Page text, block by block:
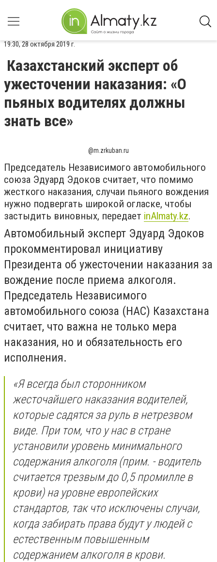
19:30, 28 октября 2019 г.
Казахстанский эксперт об
ужесточении наказания: «О
пьяных водителях должны
знать все»
@m.zrkuban.ru
Председатель Независимого автомобильного
союза Эдуард Эдоков считает, что помимо
жесткого наказания, случаи пьяного вождения
нужно подвергать широкой огласке, чтобы
застыдить виновных, передает inAlmaty.kz.
Автомобильный эксперт Эдуард Эдоков
прокомментировал инициативу
Президента об ужесточении наказания за
вождение после приема алкоголя.
Председатель Независимого
автомобильного союза (НАС) Казахстана
считает, что важна не только мера
наказания, но и обязательность его
исполнения.
«Я всегда был сторонником
жесточайшего наказания водителей,
которые садятся за руль в нетрезвом
виде. При том, что у нас в стране
установили уровень минимального
содержания алкоголя (прим. - водитель
считается трезвым до 0,5 промилле в
крови) на уровне европейских
стандартов, так что исключены случаи,
когда забирать права будут у людей с
естественным повышенным
содержанием алкоголя в крови.